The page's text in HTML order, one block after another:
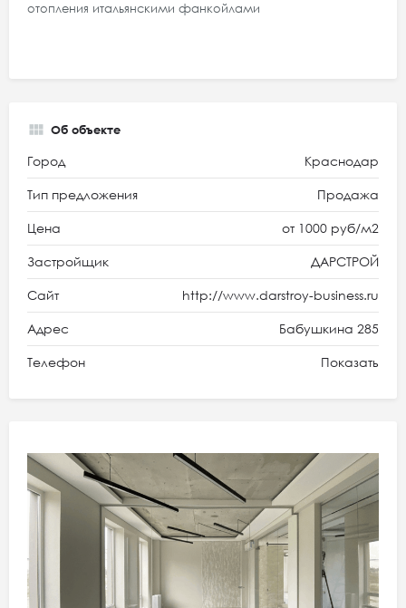
отопления итальянскими фанкойлами
Об объекте
Город Краснодар
Тип предложения Продажа
Цена от 1000 руб/м2
Застройщик ДАРСТРОЙ
Сайт http://www.darstroy-business.ru
Адрес Бабушкина 285
Телефон Показать